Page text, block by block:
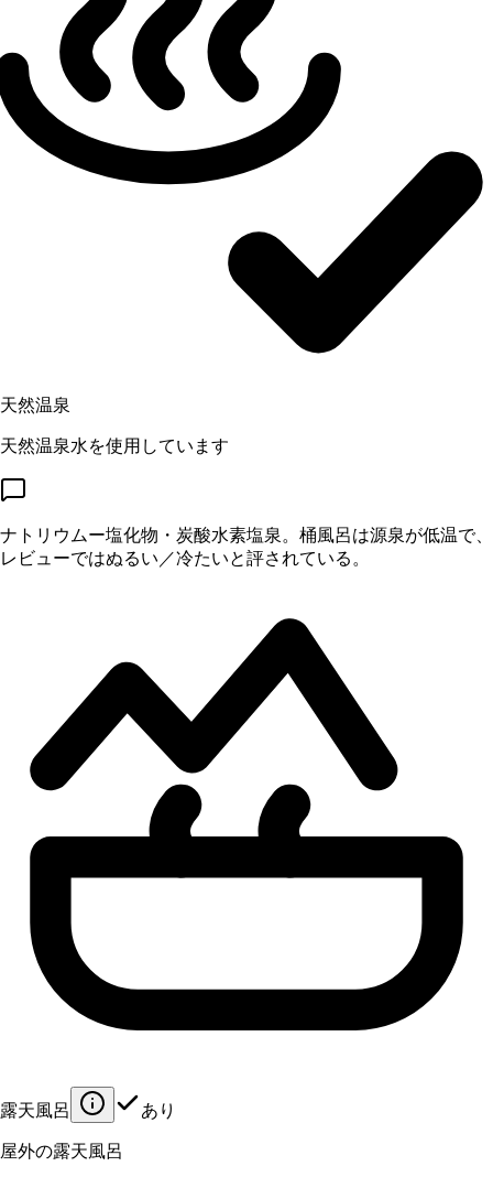
天然温泉
天然温泉水を使用しています
ナトリウムー塩化物・炭酸水素塩泉。桶風呂は源泉が低温で、
レビューではぬるい／冷たいと評されている。
露天風呂 あり
屋外の露天風呂